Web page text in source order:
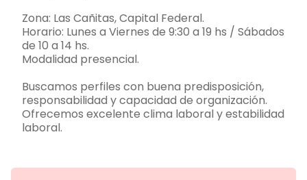
Zona: Las Cañitas, Capital Federal.
Horario: Lunes a Viernes de 9:30 a 19 hs / Sábados
de 10 a 14 hs.
Modalidad presencial.
Buscamos perfiles con buena predisposición,
responsabilidad y capacidad de organización.
Ofrecemos excelente clima laboral y estabilidad
laboral.